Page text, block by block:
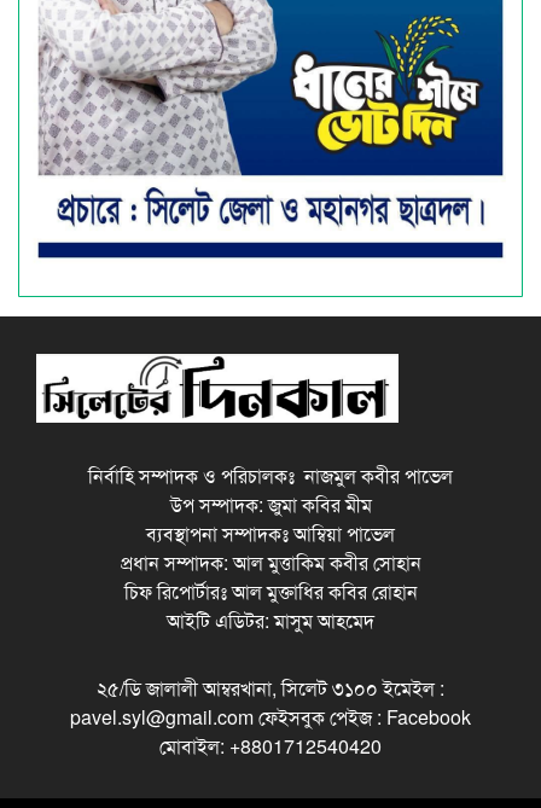
নির্বাহি সম্পাদক ও পরিচালকঃ নাজমুল কবীর পাভেল
উপ সম্পাদক: জুমা কবির মীম
ব্যবস্থাপনা সম্পাদকঃ আম্বিয়া পাভেল
প্রধান সম্পাদক: আল মুত্তাকিম কবীর সোহান
চিফ রিপোর্টারঃ আল মুক্তাধির কবির রোহান
আইটি এডিটর: মাসুম আহমেদ
২৫/ডি জালালী আম্বরখানা, সিলেট ৩১০০ ইমেইল :
pavel.syl@gmail.com ফেইসবুক পেইজ : Facebook
মোবাইল: +8801712540420